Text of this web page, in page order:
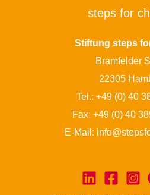
steps for
Stiftung steps
Bramfelder
22305
Tel.: +49 (0) 40
Fax: +49 (0) 40
E-Mail: